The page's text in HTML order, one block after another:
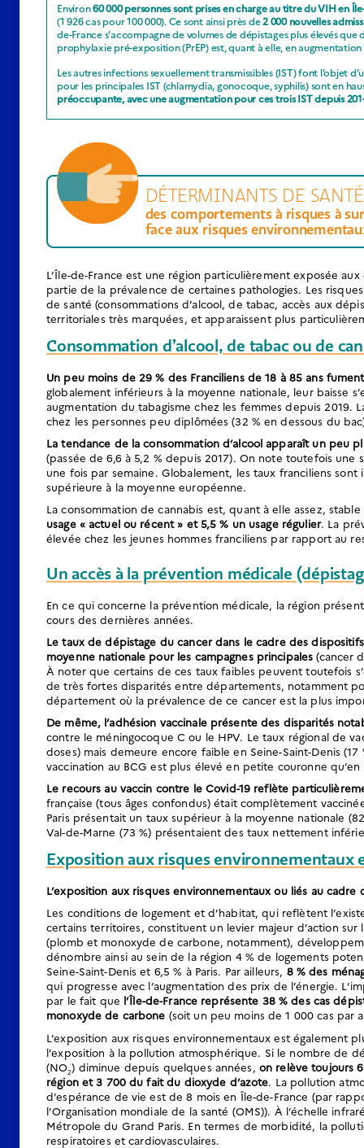
Environ60 000 personnes sont prises en charge au titre du VIH en
(1 926 cas pour 100 000). Ce sont ainsi près de2 000 nouvelles
de-France s’accompagne de volumes de dépistages plus élevés
prophylaxie pré-exposition (PrEP) est, quant à elle, en
Les autres infections sexuellement transmissibles (IST) font l’objet
pour les principales IST (chlamydia, gonocoque, syphilis) sont en
préoccupante, avec une augmentation pour ces trois IST depuis
DÉTERMINANTS DE
des comportements à risques à
face aux risques
L’Île-de-France est une région particulièrement exposée
partie de la prévalence de certaines pathologies. Les
de santé (consommations d’alcool, de tabac, accès aux
territoriales très marquées, et apparaissent plus
Consommation d’alcool, de tabac ou de
Un peu moins de 29 % des Franciliens de 18 à 85 ans
globalement inférieurs à la moyenne nationale, leur baisse
augmentation du tabagisme chez les femmes depuis 2019.
chez les personnes peu diplômées (32 % en dessous du
La tendance de la consommation d’alcool apparaît un peu
(passée de 6,6 à 5,2 % depuis 2017). On note toutefois
une fois par semaine. Globalement, les taux franciliens
supérieure à la moyenne européenne.
La consommation de cannabis est, quant à elle assez,
usage « actuel ou récent » et 5,5 % un usage régulier. La
élevée chez les jeunes hommes franciliens par rapport au
Un accès à la prévention médicale
En ce qui concerne la prévention médicale, la région
cours des dernières années.
Le taux de dépistage du cancer dans le cadre des
moyenne nationale pour les campagnes principales (cancer
À noter que certains de ces taux faibles peuvent toutefois
de très fortes disparités entre départements, notamment
département où la prévalence de ce cancer est la plus
De même, l’adhésion vaccinale présente des disparités
contre le méningocoque C ou le HPV. Le taux régional de
doses) mais demeure encore faible en Seine-Saint-Denis
vaccination au BCG est plus élevé en petite couronne
Le recours au vaccin contre le Covid-19 reflète
française (tous âges confondus) était complètement
Paris présentait un taux supérieur à la moyenne nationale
Val-de-Marne (73 %) présentaient des taux nettement
Exposition aux risques environnementaux
L’exposition aux risques environnementaux ou liés au
Les conditions de logement et d’habitat, qui reflètent
certains territoires, constituent un levier majeur d’action
(plomb et monoxyde de carbone, notamment),
dénombre ainsi au sein de la région 4 % de logements
Seine-Saint-Denis et 6,5 % à Paris. Par ailleurs, 8 % des
qui progresse avec l’augmentation des prix de l’énergie.
par le fait que l’Île-de-France représente 38 % des cas
monoxyde de carbone (soit un peu moins de 1 000 cas par
L’exposition aux risques environnementaux est également
l’exposition à la pollution atmosphérique. Si le nombre de
(NO2) diminue depuis quelques années, on relève toujours
région et 3 700 du fait du dioxyde d’azote. La pollution
d’espérance de vie est de 8 mois en Île-de-France (par
l’Organisation mondiale de la santé (OMS)). À l’échelle
Métropole du Grand Paris. En termes de morbidité, la
respiratoires et cardiovasculaires.